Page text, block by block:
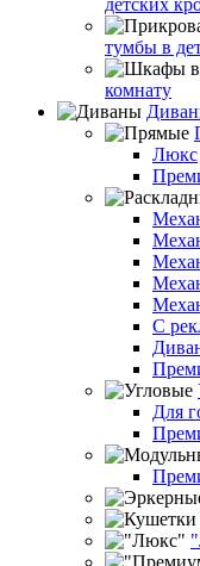
детских
тумбы в
комнату
Люкс
С
Для